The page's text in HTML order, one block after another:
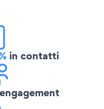
in contatti